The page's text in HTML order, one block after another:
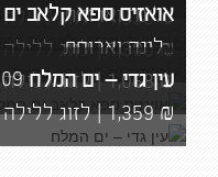
1,530 ₪
|לזוג ללילה
לינה וארוחת...
1,300 ₪
|לזוג ללילה
אואזיס ספא קלאב
לינה וארוחת...
1,068 ₪
|לזוג ללילה
עין גדי – ים המלח
1,359 ₪
|לזוג ללילה